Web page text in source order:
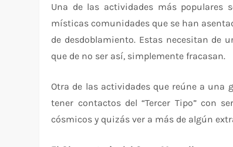
Una de las actividades más populares
místicas comunidades que se han
de desdoblamiento. Estas necesitan de
que de no ser así, simplemente fracasan.
Otra de las actividades que reúne a
tener contactos del “Tercer Tipo” con
cósmicos y quizás ver a más de algún